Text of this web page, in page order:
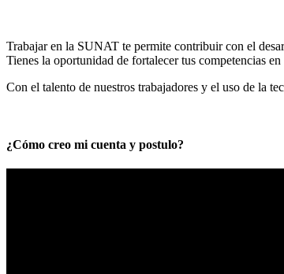
Trabajar en la SUNAT te permite contribuir con el
Tienes la oportunidad de fortalecer tus competencias
Con el talento de nuestros trabajadores y el uso de la
¿Cómo creo mi cuenta y postulo?